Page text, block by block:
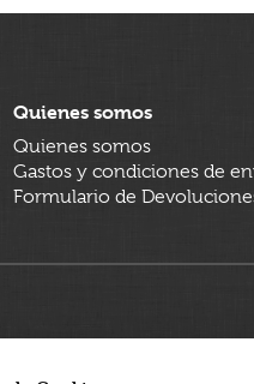
Quienes somos
Quienes somos
Gastos y condiciones de
Formulario de